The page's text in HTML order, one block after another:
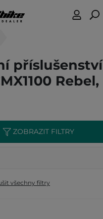
příslušenství
Rebel,
ZOBRAZIT FILTRY
všechny filtry